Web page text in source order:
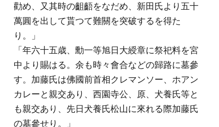
勸め、又其時の齟齬をなだめ、新田氏より五十
萬圓を出して貰つて難關を突破するを得た
り。」
「年六十五歳、勳一等旭日大綬章に祭祀料を宮
中より賜はる。余も時々會合などの歸路に墓參
す。加藤氏は佛國前首相クレマンソー、ホアン
カレーと親交あり、西園寺公、原、犬養氏等と
も親交あり、先日犬養氏松山に來れる際加藤氏
の墓參せり。」